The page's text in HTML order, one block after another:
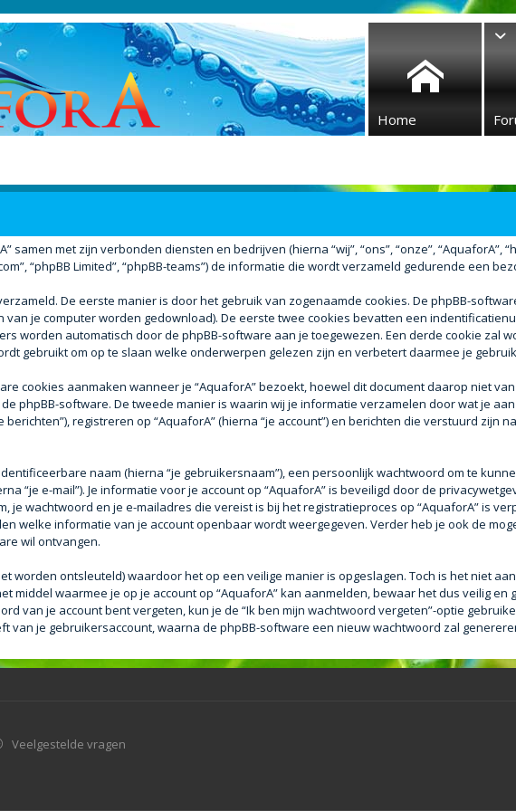
Home
samen met zijn verbonden diensten en bedrijven (hierna “wij”, “ons”, “onze”, “AquaforA”,
“phpBB Limited”, “phpBB-teams”) de informatie die wordt verzameld gedurende een
De eerste manier is door het gebruik van zogenaamde cookies. De phpBB-
je computer worden gedownload). De eerste twee cookies bevatten een
worden automatisch door de phpBB-software aan je toegewezen. Een derde cookie zal
gebruikt om op te slaan welke onderwerpen gelezen zijn en verbetert daarmee je
cookies aanmaken wanneer je “AquaforA” bezoekt, hoewel dit document daarop niet
phpBB-software. De tweede manier is waarin wij je informatie verzamelen door wat je
registreren op “AquaforA” (hierna “je account”) en berichten die verstuurd zijn
naam (hierna “je gebruikersnaam”), een persoonlijk wachtwoord om te
“je e-mail”). Je informatie voor je account op “AquaforA” is beveiligd door de
je wachtwoord en je e-mailadres die vereist is bij het registratieproces op “AquaforA” is
welke informatie van je account openbaar wordt weergegeven. Verder heb je ook de
wil ontvangen.
worden ontsleuteld) waardoor het op een veilige manier is opgeslagen. Toch is het niet
middel waarmee je op je account op “AquaforA” kan aanmelden, bewaar het dus veilig
van je account bent vergeten, kun je de “Ik ben mijn wachtwoord vergeten”-optie
van je gebruikersaccount, waarna de phpBB-software een nieuw wachtwoord zal
Veelgestelde vragen